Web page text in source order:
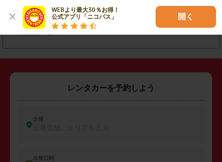
WEBより最大30％お得！
公式アプリ「ニコパス」
開く
・ 匝瑳市 ・大網白里市 山武郡横芝光町
レンタカーを予約しよう
出発
出発日時